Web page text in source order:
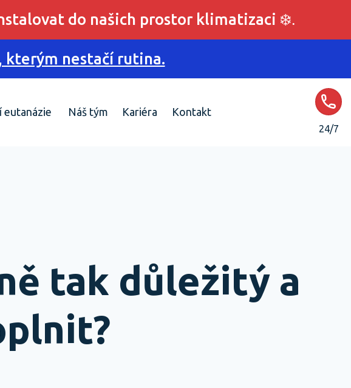
do našich prostor klimatizaci ❄️.
kterým nestačí rutina.
eutanázie Náš tým Kariéra Kontakt
24/7
tak důležitý a